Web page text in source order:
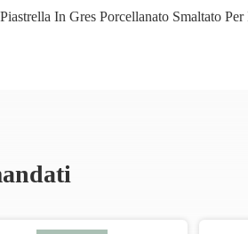
Piastrella In Gres Porcellanato Smaltato Per